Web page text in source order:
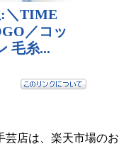
芸店は、楽天市場のお